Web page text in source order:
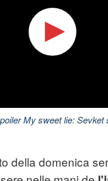
My sweet lie: Sevket
della domenica